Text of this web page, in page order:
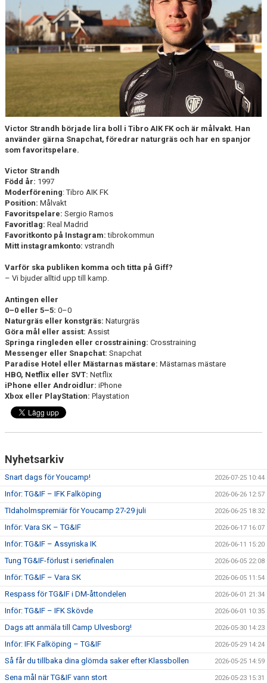
CUPER ARBETSBESKRIVNING
PLANSCHEMA
Victor Strandh började lira boll i Tibro AIK FK och är målvakt. Han
använder gärna Snapchat, föredrar naturgräs och har en spanjor
som favoritspelare.
Victor Strandh
Född år: 1997
Moderförening: Tibro AIK FK
Position: Målvakt
Favoritspelare: Sergio Ramos
Favoritlag: Real Madrid
Favoritkonto på Instagram: tibrokommun
Mitt instagramkonto: vstrandh
Varför ska publiken komma och titta på Giff?
– Vi bjuder alltid upp till kamp.
Antingen eller
0–0 eller 5–5: 0–0
Naturgräs eller konstgräs: Naturgräs
Göra mål eller assist: Assist
Springa ringleden eller crosstraining: Crosstraining
Messenger eller Snapchat: Snapchat
Paradise Hotel eller Mästarnas mästare: Mästarnas mästare
HBO, Netflix eller SVT: Netflix
iPhone eller Androidlur: iPhone
Xbox eller PlayStation: Playstation
Nyhetsarkiv
Snart dags för Youcamp! 2026-07-25 10:44
Inför: TG&IF – IFK Falköping 2026-06-26 12:57
TIdaholmspremiär för Youcamp 27-29 juli 2026-06-25 18:32
Inför: Vara SK – TG&IF 2026-06-17 16:07
Inför: TG&IF – Assyriska IK 2026-06-11 15:20
Tung TG&IF-förlust i seriefinalen 2026-06-05 22:08
Inför: TG&IF – Vara SK 2026-06-05 11:54
Respass för TG&IF i DM-åttondelen 2026-06-01 21:34
Inför: TG&IF – IFK Skövde 2026-06-01 10:35
Dags att anmäla till Camp Ulvesborg! 2026-05-30 14:23
Inför: IFK Falköping – TG&IF 2026-05-29 14:24
Så får du tillbaka dina glömda saker efter Klassbollen 2026-05-25 14:59
Sena mål när TG&IF vann stort 2026-05-23 15:31